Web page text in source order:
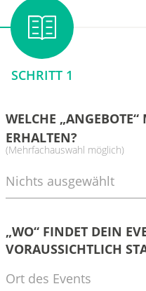
SCHRITT 1
WELCHE „ANGEBOTE“
ERHALTEN?
(Mehrfachauswahl möglich)
Nichts ausgewählt
„WO“ FINDET DEIN
VORAUSSICHTLICH